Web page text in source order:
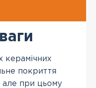
керамічних
покриття
але при цьому